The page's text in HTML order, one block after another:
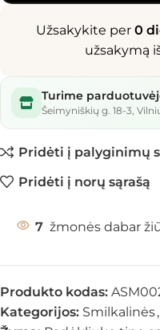
Užsakykite per 0
užsakymą
Turime
Šeimyniškių g. 18-3,
Pridėti į palyginimų
Pridėti į norų sąrašą
7 žmonės dabar
Produkto kodas:
Kategorijos: Smilkalinės,